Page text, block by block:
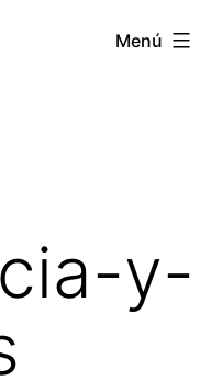
Menú
y-